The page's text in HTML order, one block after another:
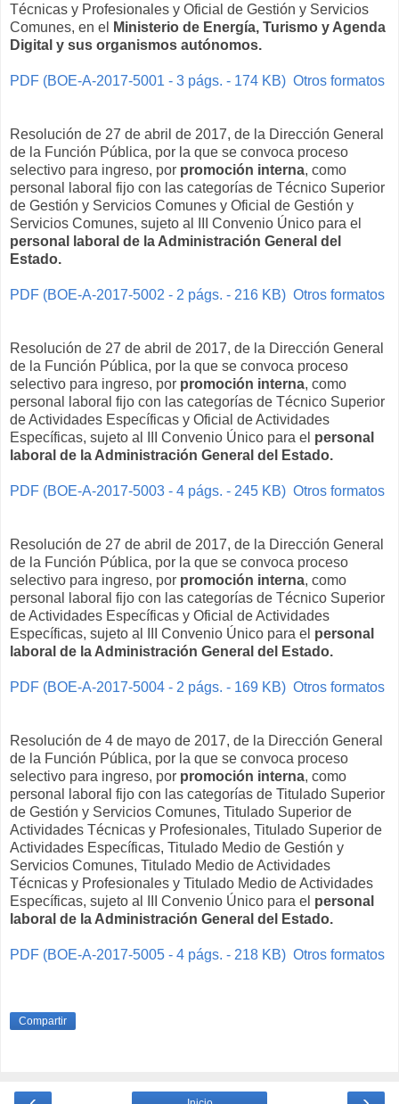
Técnicas y Profesionales y Oficial de Gestión y Servicios
Comunes, en el
Ministerio de Energía, Turismo y Agenda
Digital y sus organismos autónomos.
PDF (BOE-A-2017-5001 - 3 págs. - 174 KB) Otros formatos
Resolución de 27 de abril de 2017, de la Dirección General
de la Función Pública, por la que se convoca proceso
selectivo para ingreso, por promoción interna, como
personal laboral fijo con las categorías de Técnico Superior
de Gestión y Servicios Comunes y Oficial de Gestión y
Servicios Comunes, sujeto al III Convenio Único para el
personal laboral de la Administración General del
Estado.
PDF (BOE-A-2017-5002 - 2 págs. - 216 KB) Otros formatos
Resolución de 27 de abril de 2017, de la Dirección General
de la Función Pública, por la que se convoca proceso
selectivo para ingreso, por promoción interna, como
personal laboral fijo con las categorías de Técnico Superior
de Actividades Específicas y Oficial de Actividades
Específicas, sujeto al III Convenio Único para el personal
laboral de la Administración General del Estado.
PDF (BOE-A-2017-5003 - 4 págs. - 245 KB) Otros formatos
Resolución de 27 de abril de 2017, de la Dirección General
de la Función Pública, por la que se convoca proceso
selectivo para ingreso, por promoción interna, como
personal laboral fijo con las categorías de Técnico Superior
de Actividades Específicas y Oficial de Actividades
Específicas, sujeto al III Convenio Único para el personal
laboral de la Administración General del Estado.
PDF (BOE-A-2017-5004 - 2 págs. - 169 KB) Otros formatos
Resolución de 4 de mayo de 2017, de la Dirección General
de la Función Pública, por la que se convoca proceso
selectivo para ingreso, por promoción interna, como
personal laboral fijo con las categorías de Titulado Superior
de Gestión y Servicios Comunes, Titulado Superior de
Actividades Técnicas y Profesionales, Titulado Superior de
Actividades Específicas, Titulado Medio de Gestión y
Servicios Comunes, Titulado Medio de Actividades
Técnicas y Profesionales y Titulado Medio de Actividades
Específicas, sujeto al III Convenio Único para el personal
laboral de la Administración General del Estado.
PDF (BOE-A-2017-5005 - 4 págs. - 218 KB) Otros formatos
Compartir